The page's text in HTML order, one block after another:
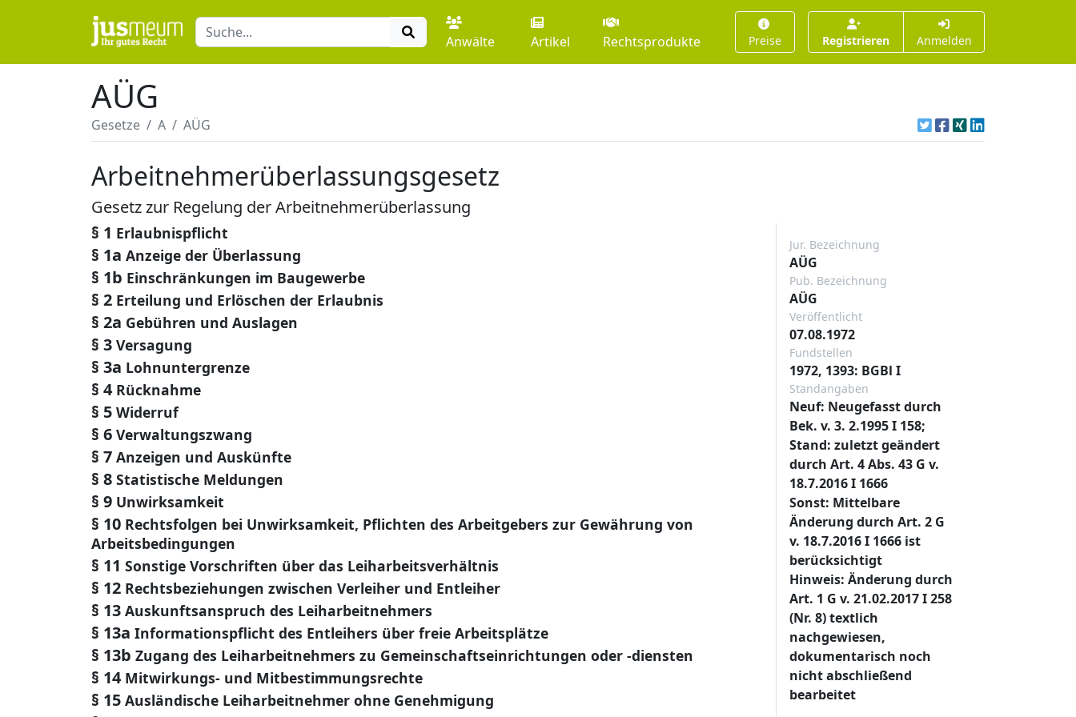
Anwälte Artikel Rechtsprodukte Preise Registrieren Anmelden
AÜG
Gesetze A AÜG
Arbeitnehmerüberlassungsgesetz
Gesetz zur Regelung der Arbeitnehmerüberlassung
§ 1 Erlaubnispflicht
§ 1a Anzeige der Überlassung
§ 1b Einschränkungen im Baugewerbe
§ 2 Erteilung und Erlöschen der Erlaubnis
§ 2a Gebühren und Auslagen
§ 3 Versagung
§ 3a Lohnuntergrenze
§ 4 Rücknahme
§ 5 Widerruf
§ 6 Verwaltungszwang
§ 7 Anzeigen und Auskünfte
§ 8 Statistische Meldungen
§ 9 Unwirksamkeit
§ 10 Rechtsfolgen bei Unwirksamkeit, Pflichten des Arbeitgebers zur Gewährung von
Arbeitsbedingungen
§ 11 Sonstige Vorschriften über das Leiharbeitsverhältnis
§ 12 Rechtsbeziehungen zwischen Verleiher und Entleiher
§ 13 Auskunftsanspruch des Leiharbeitnehmers
§ 13a Informationspflicht des Entleihers über freie Arbeitsplätze
§ 13b Zugang des Leiharbeitnehmers zu Gemeinschaftseinrichtungen oder -diensten
§ 14 Mitwirkungs- und Mitbestimmungsrechte
§ 15 Ausländische Leiharbeitnehmer ohne Genehmigung
Jur. Bezeichnung
AÜG
Pub. Bezeichnung
AÜG
Veröffentlicht
07.08.1972
Fundstellen
1972, 1393: BGBl I
Standangaben
Neuf: Neugefasst durch
Bek. v. 3. 2.1995 I 158;
Stand: zuletzt geändert
durch Art. 4 Abs. 43 G v.
18.7.2016 I 1666
Sonst: Mittelbare
Änderung durch Art. 2 G
v. 18.7.2016 I 1666 ist
berücksichtigt
Hinweis: Änderung durch
Art. 1 G v. 21.02.2017 I 258
(Nr. 8) textlich
nachgewiesen,
dokumentarisch noch
nicht abschließend
bearbeitet